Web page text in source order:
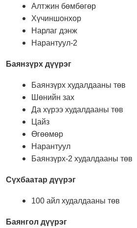
Алтжин бөмбөгөр
Хүчиншонхор
Нарлаг дэнж
Нарантуул-2
Баянзүрх дүүрэг
Баянзүрх худалдааны төв
Шөнийн зах
Да хүрээ худалдааны төв
Цайз
Өгөөмөр
Нарантуул
Баянзүрх-2 худалдааны төв
Сүхбаатар дүүрэг
100 айл худалдааны төв
Баянгол дүүрэг